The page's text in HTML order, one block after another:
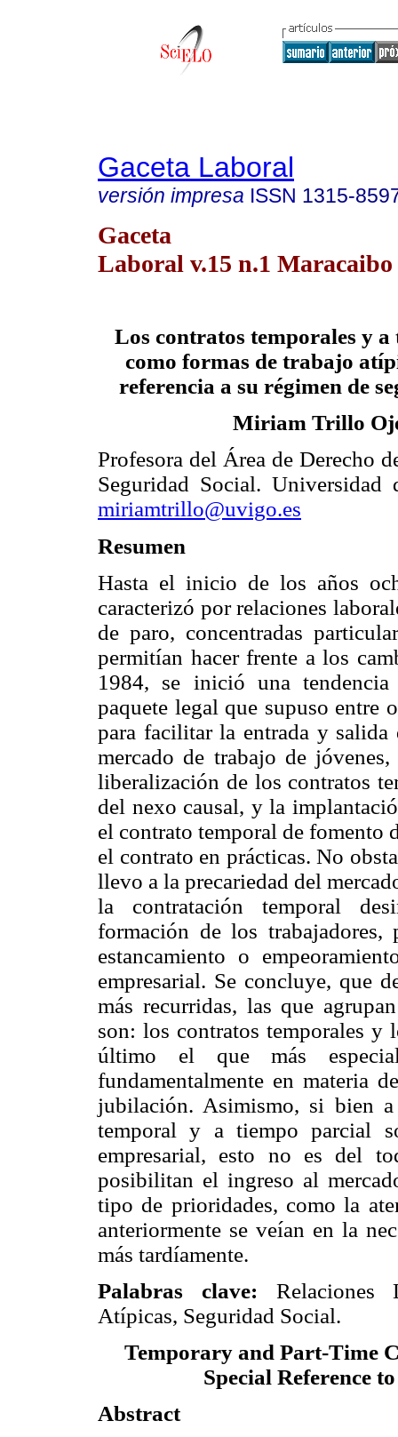
Gaceta Laboral
versión impresa ISSN 1315-
Gaceta
Laboral v.15 n.1 Maracaibo
Los contratos temporales y
como formas de trabajo
referencia a su régimen de
Miriam Trillo
Profesora del Área de Derecho
Seguridad Social.
miriamtrillo@uvigo.es
Resumen
Hasta el inicio de los años
caracterizó por relaciones
de paro, concentradas
permitían hacer frente a los
1984, se inició una
paquete legal que supuso entre
para facilitar la entrada y
mercado de trabajo de
liberalización de los contratos
del nexo causal, y la
el contrato temporal de fomento
el contrato en prácticas. No
llevo a la precariedad del
la contratación temporal
formación de los
estancamiento o
empresarial. Se concluye, que
más recurridas, las que
son: los contratos temporales y
último el que más
fundamentalmente en materia
jubilación. Asimismo, si bien
temporal y a tiempo parcial
empresarial, esto no es del
posibilitan el ingreso al
tipo de prioridades, como la
anteriormente se veían en la
más tardíamente.
Palabras clave: Relaciones
Atípicas, Seguridad Social.
Temporary and Part-Time
Special Reference
Abstract